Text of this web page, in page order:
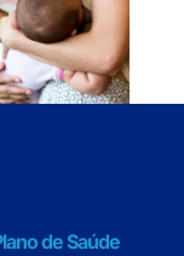
de Saúde